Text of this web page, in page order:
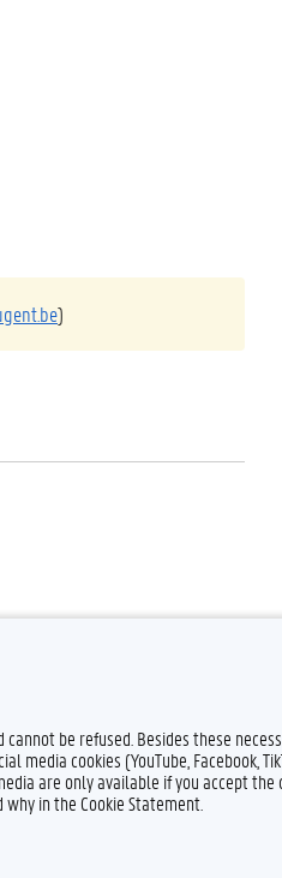
)
be refused. Besides these
cookies (YouTube, Facebook,
are only available if you accept the
in the Cookie Statement.